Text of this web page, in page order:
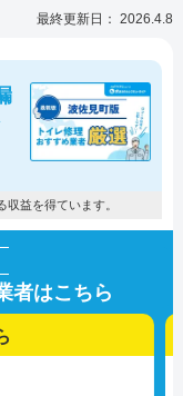
最終更新日： 2026.4.8
益を得ています。
者はこちら